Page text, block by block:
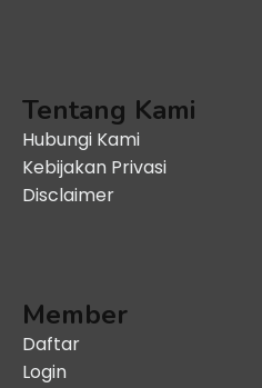
Tentang Kami
Hubungi Kami
Kebijakan Privasi
Disclaimer
Member
Daftar
Login